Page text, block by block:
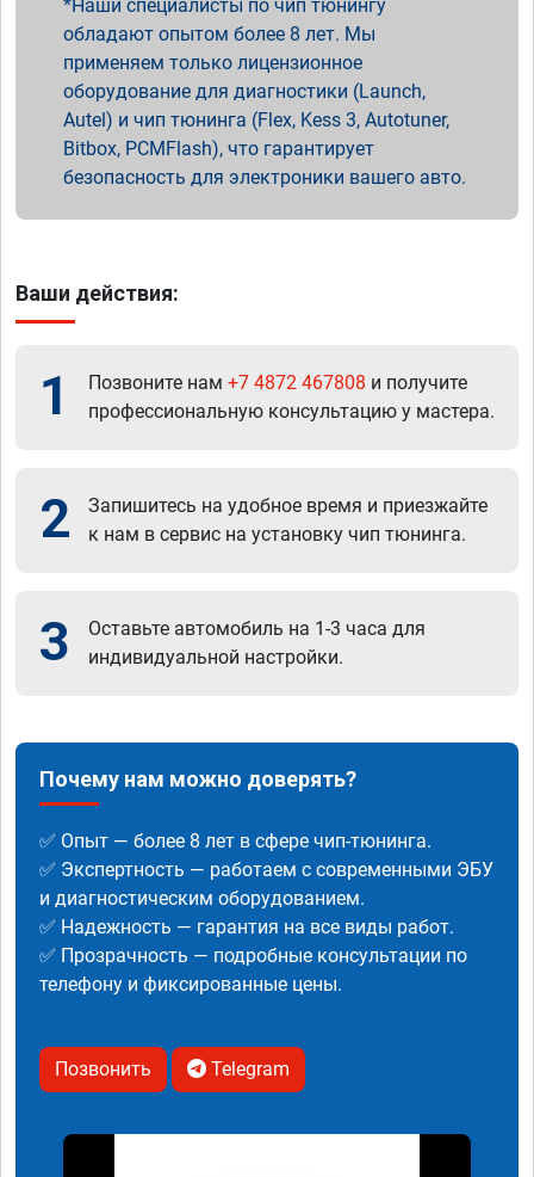
Наши специалисты по чип тюнингу
обладают опытом более 8 лет. Мы
применяем только лицензионное
оборудование для диагностики (Launch,
Autel) и чип тюнинга (Flex, Kess 3, Autotuner,
Bitbox, PCMFlash), что гарантирует
безопасность для электроники вашего авто.
Ваши действия:
1 Позвоните нам +7 4872 467808 и получите
профессиональную консультацию у мастера.
2
Запишитесь на удобное время и приезжайте
к нам в сервис на установку чип тюнинга.
3
Оставьте автомобиль на 1-3 часа для
индивидуальной настройки.
Почему нам можно доверять?
✅ Опыт — более 8 лет в сфере чип-тюнинга.
✅ Экспертность — работаем с современными ЭБУ
и диагностическим оборудованием.
✅ Надежность — гарантия на все виды работ.
✅ Прозрачность — подробные консультации по
телефону и фиксированные цены.
Позвонить Telegram